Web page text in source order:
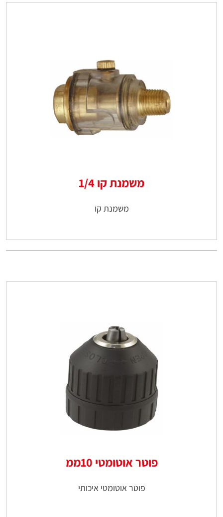
משמנת קו 1/4
משמנת קו
פוטר אוטומטי 10ממ
פוטר אוטומטי איכותי